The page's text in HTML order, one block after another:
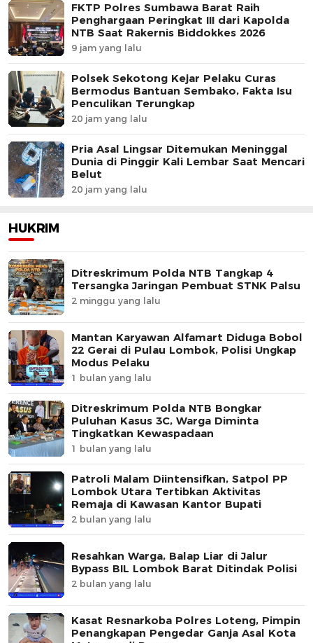
FKTP Polres Sumbawa Barat Raih
Penghargaan Peringkat III dari Kapolda
NTB Saat Rakernis Biddokkes 2026
9 jam yang lalu
Polsek Sekotong Kejar Pelaku Curas
Bermodus Bantuan Sembako, Fakta Isu
Penculikan Terungkap
20 jam yang lalu
Pria Asal Lingsar Ditemukan Meninggal
Dunia di Pinggir Kali Lembar Saat Mencari
Belut
20 jam yang lalu
HUKRIM
Ditreskrimum Polda NTB Tangkap 4
Tersangka Jaringan Pembuat STNK Palsu
2 minggu yang lalu
Mantan Karyawan Alfamart Diduga Bobol
22 Gerai di Pulau Lombok, Polisi Ungkap
Modus Pelaku
1 bulan yang lalu
Ditreskrimum Polda NTB Bongkar
Puluhan Kasus 3C, Warga Diminta
Tingkatkan Kewaspadaan
1 bulan yang lalu
Patroli Malam Diintensifkan, Satpol PP
Lombok Utara Tertibkan Aktivitas
Remaja di Kawasan Kantor Bupati
2 bulan yang lalu
Resahkan Warga, Balap Liar di Jalur
Bypass BIL Lombok Barat Ditindak Polisi
2 bulan yang lalu
Kasat Resnarkoba Polres Loteng, Pimpin
Penangkapan Pengedar Ganja Asal Kota